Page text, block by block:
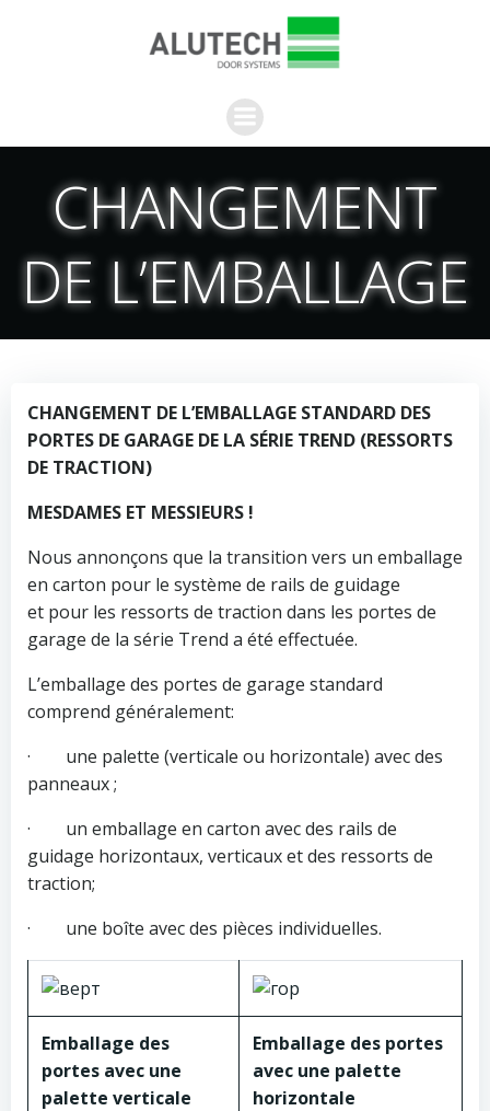
au
contenu
CHANGEMENT
DE L’EMBALLAGE
CHANGEMENT DE L’EMBALLAGE STANDARD DES
PORTES DE GARAGE DE LA SÉRIE TREND (RESSORTS
DE TRACTION)
MESDAMES ET MESSIEURS !
Nous annonçons que la transition vers un emballage
en carton pour le système de rails de guidage
et pour les ressorts de traction dans les portes de
garage de la série Trend a été effectuée.
L’emballage des portes de garage standard
comprend généralement:
· une palette (verticale ou horizontale) avec des
panneaux ;
· un emballage en carton avec des rails de
guidage horizontaux, verticaux et des ressorts de
traction;
· une boîte avec des pièces individuelles.
Emballage des
portes avec une
palette verticale
Emballage des portes
avec une palette
horizontale